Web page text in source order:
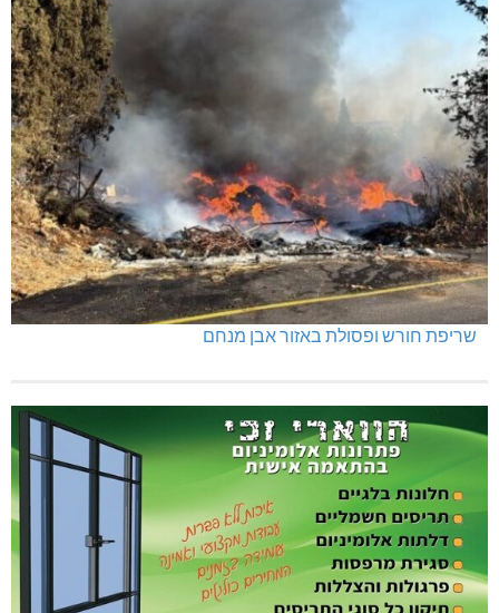
שריפת חורש ופסולת באזור אבן מנחם